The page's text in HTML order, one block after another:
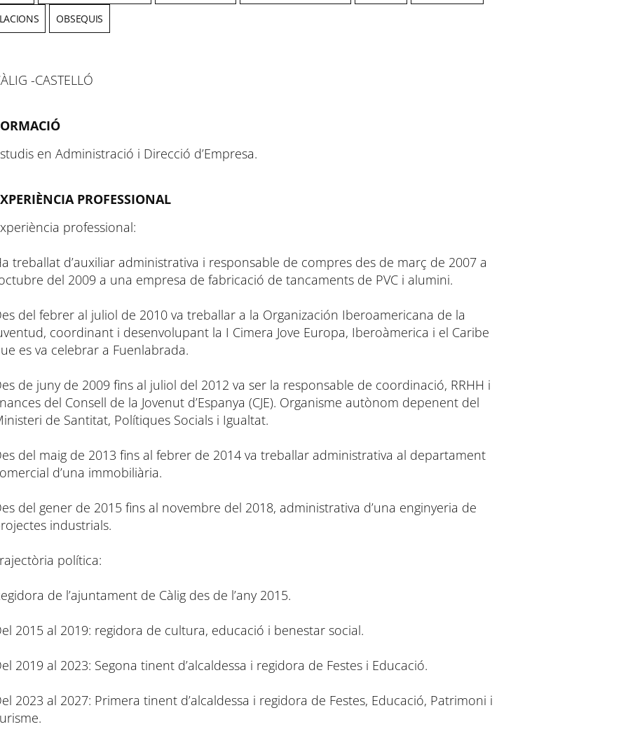
OBSEQUIS
-CASTELLÓ
en Administració i Direcció d’Empresa.
PROFESSIONAL
professional:
treballat d’auxiliar administrativa i responsable de compres des de març de 2007 a
del 2009 a una empresa de fabricació de tancaments de PVC i alumini.
del febrer al juliol de 2010 va treballar a la Organización Iberoamericana de la
coordinant i desenvolupant la I Cimera Jove Europa, Iberoàmerica i el Caribe
es va celebrar a Fuenlabrada.
de juny de 2009 fins al juliol del 2012 va ser la responsable de coordinació, RRHH i
del Consell de la Jovenut d’Espanya (CJE). Organisme autònom depenent del
de Santitat, Polítiques Socials i Igualtat.
del maig de 2013 fins al febrer de 2014 va treballar administrativa al departament
d’una immobiliària.
del gener de 2015 fins al novembre del 2018, administrativa d’una enginyeria de
industrials.
política:
de l’ajuntament de Càlig des de l’any 2015.
2015 al 2019: regidora de cultura, educació i benestar social.
2019 al 2023: Segona tinent d’alcaldessa i regidora de Festes i Educació.
2023 al 2027: Primera tinent d’alcaldessa i regidora de Festes, Educació, Patrimoni i